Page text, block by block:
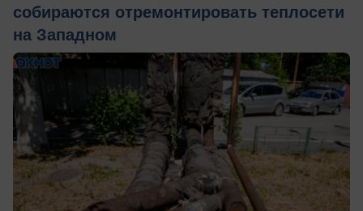
собираются отремонтировать теплосети
на Западном